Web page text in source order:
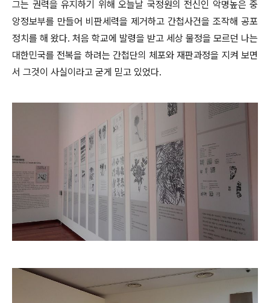
그는 권력을 유지하기 위해 오늘날 국정원의 전신인 악명높은 중
앙정보부를 만들어 비판세력을 제거하고 간첩사건을 조작해 공포
정치를 해 왔다. 처음 학교에 발령을 받고 세상 물정을 모르던 나는
대한민국를 전복을 하려는 간첩단의 체포와 재판과정을 지켜 보면
서 그것이 사실이라고 굳게 믿고 있었다.